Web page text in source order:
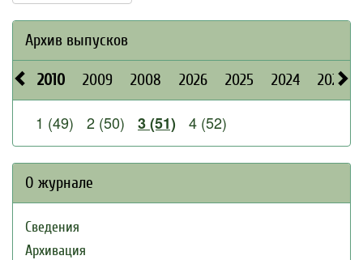
Архив выпусков
2010 2009 2008 2026 2025 2024 2023
1 (49) 2 (50) 3 (51) 4 (52)
О журнале
Сведения
Архивация